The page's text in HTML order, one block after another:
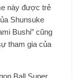
này được trẻ
Shunsuke
Bushi” cũng
tham gia của
Ball Super